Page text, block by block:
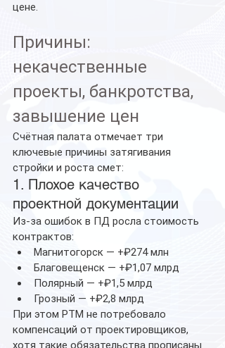
цене.
Причины:
некачественные
проекты, банкротства,
завышение цен
Счётная палата отмечает три
ключевые причины затягивания
стройки и роста смет:
1. Плохое качество
проектной документации
Из-за ошибок в ПД росла стоимость
контрактов:
Магнитогорск — +₽274 млн
Благовещенск — +₽1,07 млрд
Полярный — +₽1,5 млрд
Грозный — +₽2,8 млрд
При этом РТМ не потребовало
компенсаций от проектировщиков,
хотя такие обязательства прописаны